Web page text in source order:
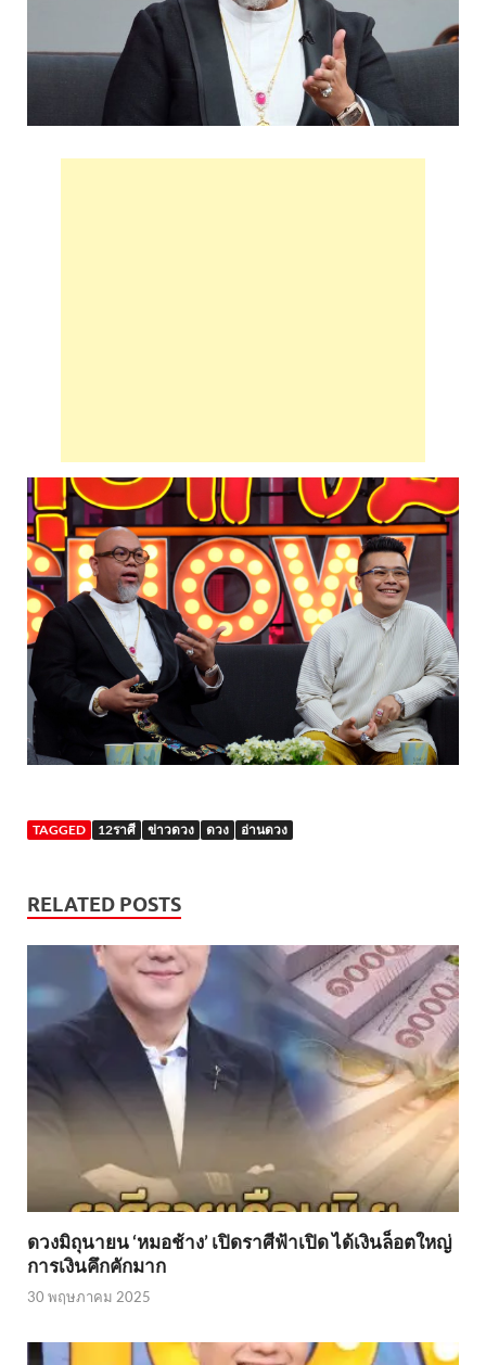
TAGGED 12ราศี ข่าวดวง ดวง อ่านดวง
RELATED POSTS
ดวงมิถุนายน ‘หมอช้าง’ เปิดราศีฟ้าเปิด ได้เงินล็อตใหญ่
การเงินคึกคักมาก
30 พฤษภาคม 2025